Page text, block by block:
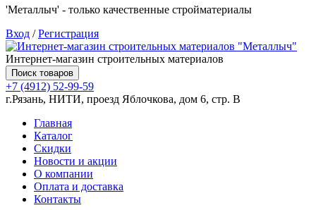
'Металлыч' - только качественные стройматериалы
Вход /Регистрация
Интернет-магазин строительных материалов
Поиск товаров
+7 (4912) 52-99-59
г.Рязань, НИТИ, проезд Яблочкова, дом 6, стр. В
Главная
Каталог
Скидки
Новости и акции
О компании
Оплата и доставка
Контакты